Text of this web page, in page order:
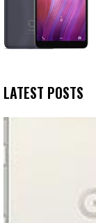
LATEST POSTS